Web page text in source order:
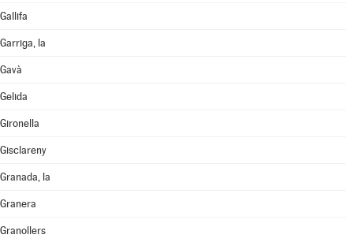
Gallifa
Garriga, la
Gavà
Gelida
Gironella
Gisclareny
Granada, la
Granera
Granollers